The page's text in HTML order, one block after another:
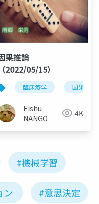
果推論
（2022/05/15）
臨床疫学 因果推論
Eishu
NANGO
4K
#機械学習
ン #意思決定